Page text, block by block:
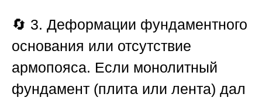
🔄 3. Деформации фундаментного
основания или отсутствие
армопояса. Если монолитный
фундамент (плита или лента) дал